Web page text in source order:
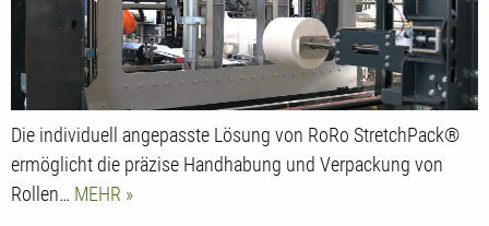
Die individuell angepasste Lösung von RoRo StretchPack®
ermöglicht die präzise Handhabung und Verpackung von
Rollen… MEHR